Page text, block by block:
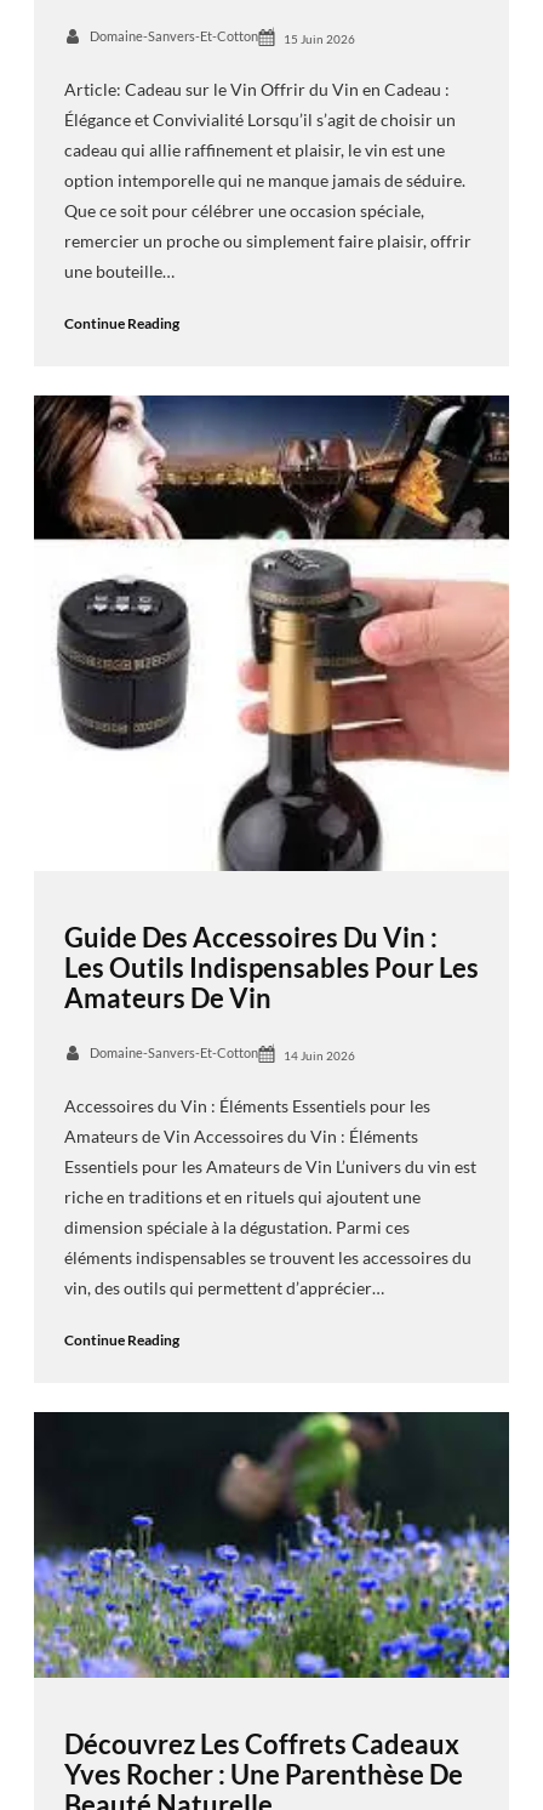
Domaine-Sanvers-Et-Cotton 15 Juin 2026
Article: Cadeau sur le Vin Offrir du Vin en Cadeau :
Élégance et Convivialité Lorsqu’il s’agit de choisir un
cadeau qui allie raffinement et plaisir, le vin est une
option intemporelle qui ne manque jamais de séduire.
Que ce soit pour célébrer une occasion spéciale,
remercier un proche ou simplement faire plaisir, offrir
une bouteille…
Continue Reading
Guide Des Accessoires Du Vin :
Les Outils Indispensables Pour Les
Amateurs De Vin
Domaine-Sanvers-Et-Cotton 14 Juin 2026
Accessoires du Vin : Éléments Essentiels pour les
Amateurs de Vin Accessoires du Vin : Éléments
Essentiels pour les Amateurs de Vin L’univers du vin est
riche en traditions et en rituels qui ajoutent une
dimension spéciale à la dégustation. Parmi ces
éléments indispensables se trouvent les accessoires du
vin, des outils qui permettent d’apprécier…
Continue Reading
Découvrez Les Coffrets Cadeaux
Yves Rocher : Une Parenthèse De